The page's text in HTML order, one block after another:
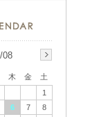
08
木 金
土
1
6 7
8